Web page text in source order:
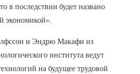
в последствии будет названо
экономикой».
и Эндрю Макафи из
института ведут
на будущее трудовой